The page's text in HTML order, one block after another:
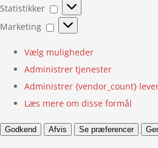
Statistikker
Statistikker
Marketing
Marketing
Vælg muligheder
Administrer tjenester
Administrer {vendor_count}
Læs mere om disse formål
Godkend Afvis Se præferencer